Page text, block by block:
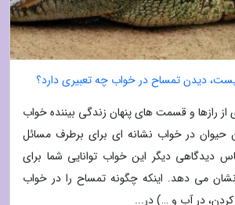
دیدن تمساح در خواب چه تعبیری دارد؟
رازها و قسمت های پنهان زندگی بیننده خواب
در خواب نشانه ای برای برطرف مسائل
دیدگاهی دیگر این خواب توانایی شما برای
می دهد. اینکه چگونه تمساح را در خواب
در آب و …) در...